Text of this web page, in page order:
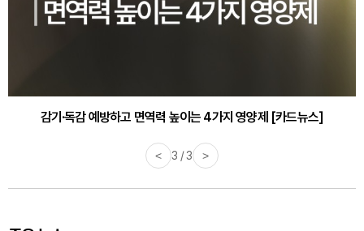
감기·독감 예방하고 면역력 높이는 4가지 영양제 [카드뉴스]
< 3 / 3 >